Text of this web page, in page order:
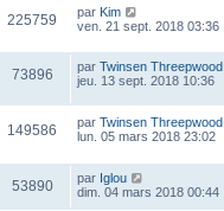
225759 par Kim
ven. 21 sept. 2018 03:36
73896 par Twinsen Threepwood
jeu. 13 sept. 2018 10:36
149586 par Twinsen Threepwood
lun. 05 mars 2018 23:02
53890 par Iglou
dim. 04 mars 2018 00:44